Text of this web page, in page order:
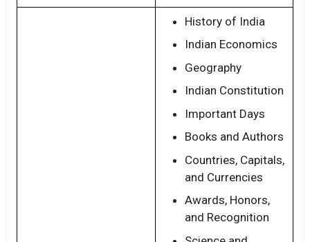
History of India
Indian Economics
Geography
Indian Constitution
Important Days
Books and Authors
Countries, Capitals,
and Currencies
Awards, Honors,
and Recognition